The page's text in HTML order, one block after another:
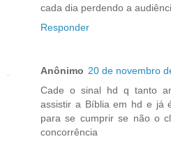
cada dia perdendo a
Responder
Anônimo 20 de novembro
Cade o sinal hd q tanto
assistir a Bíblia em hd e já
para se cumprir se não o
concorrência